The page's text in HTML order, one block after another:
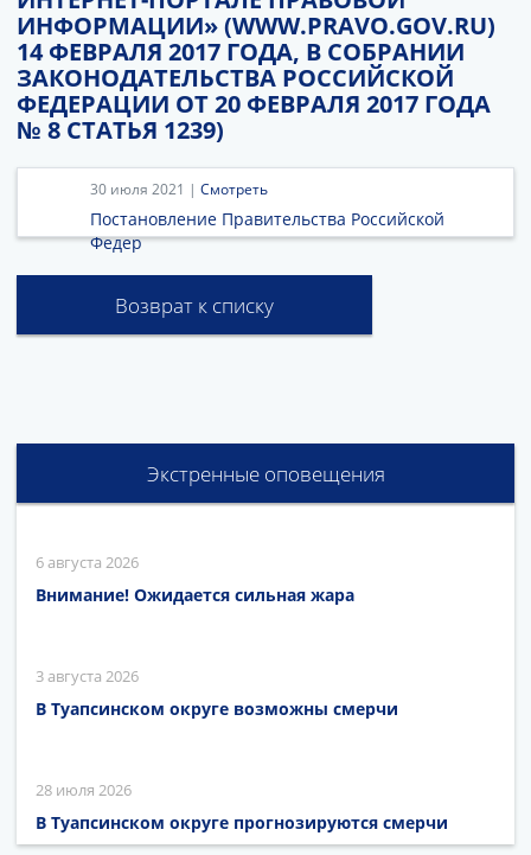
ИНФОРМАЦИИ» (WWW.PRAVO.GOV.RU)
14 ФЕВРАЛЯ 2017 ГОДА, В СОБРАНИИ
ЗАКОНОДАТЕЛЬСТВА РОССИЙСКОЙ
ФЕДЕРАЦИИ ОТ 20 ФЕВРАЛЯ 2017 ГОДА
№ 8 СТАТЬЯ 1239)
30 июля 2021 | Смотреть
Постановление Правительства Российской
Федер
Возврат к списку
Экстренные оповещения
6 августа 2026
Внимание! Ожидается сильная жара
3 августа 2026
В Туапсинском округе возможны смерчи
28 июля 2026
В Туапсинском округе прогнозируются смерчи